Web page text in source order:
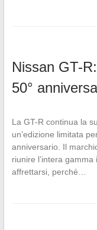
Nissan GT-
50°
La GT-R continua la
un’edizione limitata
anniversario. Il
riunire l’intera
affrettarsi, perché…